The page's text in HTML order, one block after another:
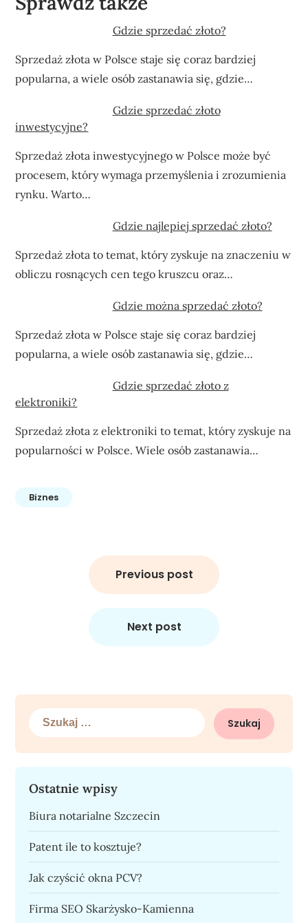
Gdzie sprzedać złoto?
Sprzedaż złota w Polsce staje się coraz bardziej
popularna, a wiele osób zastanawia się, gdzie…
Gdzie sprzedać złoto
inwestycyjne?
Sprzedaż złota inwestycyjnego w Polsce może być
procesem, który wymaga przemyślenia i zrozumienia
rynku. Warto…
Gdzie najlepiej sprzedać złoto?
Sprzedaż złota to temat, który zyskuje na znaczeniu w
obliczu rosnących cen tego kruszcu oraz…
Gdzie można sprzedać złoto?
Sprzedaż złota w Polsce staje się coraz bardziej
popularna, a wiele osób zastanawia się, gdzie…
Gdzie sprzedać złoto z
elektroniki?
Sprzedaż złota z elektroniki to temat, który zyskuje na
popularności w Polsce. Wiele osób zastanawia…
Biznes
Previous post
Next post
Szukaj:
Ostatnie wpisy
Biura notarialne Szczecin
Patent ile to kosztuje?
Jak czyścić okna PCV?
Firma SEO Skarżysko-Kamienna